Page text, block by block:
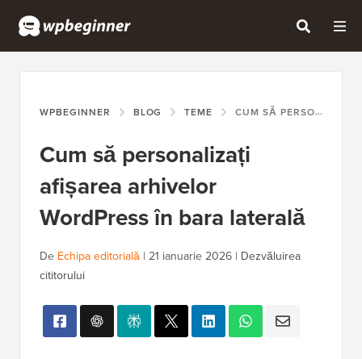
WPBEGINNER BLOG TEME CUM SĂ PERSONALIZAȚI AFIȘAREA ARHIVELOR WORDPRESS ÎN BARA LATERALĂ
Cum să personalizați
afișarea arhivelor
WordPress în bara laterală
De Echipa editorială | 21 ianuarie 2026 | Dezvăluirea
cititorului